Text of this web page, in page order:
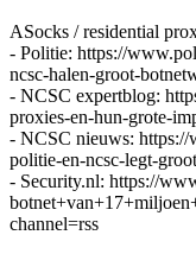
ASocks / residential
- Politie: https://
ncsc-halen-groot-
- NCSC expertblog:
proxies-en-hun-grote-
- NCSC nieuws: https://
politie-en-ncsc-legt-
- Security.nl: https://
channel=rss